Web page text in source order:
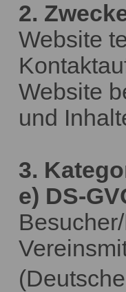
2.
Website
Website
und
3.
e) DS-